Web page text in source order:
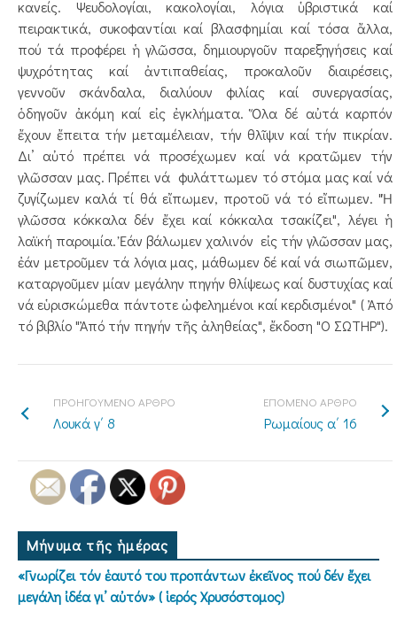
κανείς. Ψευδολογίαι, κακολογίαι, λόγια ὑβριστικά καί
πειρακτικά, συκοφαντίαι καί βλασφημίαι καί τόσα ἄλλα,
πού τά προφέρει ἡ γλῶσσα, δημιουργοῦν παρεξηγήσεις καί
ψυχρότητας καί ἀντιπαθείας, προκαλοῦν διαιρέσεις,
γεννοῦν σκάνδαλα, διαλύουν φιλίας καί συνεργασίας,
ὁδηγοῦν ἀκόμη καί εἰς ἐγκλήματα. Ὅλα δέ αὐτά καρπόν
ἔχουν ἔπειτα τήν μεταμέλειαν, τήν θλῖψιν καί τήν πικρίαν.
Δι’ αὐτό πρέπει νά προσέχωμεν καί νά κρατῶμεν τήν
γλῶσσαν μας. Πρέπει νά φυλάττωμεν τό στόμα μας καί νά
ζυγίζωμεν καλά τί θά εἴπωμεν, προτοῦ νά τό εἴπωμεν. "Ἡ
γλῶσσα κόκκαλα δέν ἔχει καί κόκκαλα τσακίζει", λέγει ἡ
λαϊκή παροιμία. Ἐάν βάλωμεν χαλινόν εἰς τήν γλῶσσαν μας,
ἐάν μετροῦμεν τά λόγια μας, μάθωμεν δέ καί νά σιωπῶμεν,
καταργοῦμεν μίαν μεγάλην πηγήν θλίψεως καί δυστυχίας καί
νά εὑρισκώμεθα πάντοτε ὠφελημένοι καί κερδισμένοι" ( Ἀπό
τό βιβλίο "Ἀπό τήν πηγήν τῆς ἀληθείας", ἔκδοση "Ο ΣΩΤΗΡ").
ΠΡΟΗΓΟΥΜΕΝΟ ΑΡΘΡΟ
Λουκά γ΄ 8
ΕΠΟΜΕΝΟ ΑΡΘΡΟ
Ρωμαίους α΄ 16
Μήνυμα τῆς ἡμέρας
«Γνωρίζει τόν ἑαυτό του προπάντων ἐκεῖνος πού δέν ἔχει
μεγάλη ἰδέα γι’ αὐτόν» ( ἱερός Χρυσόστομος)